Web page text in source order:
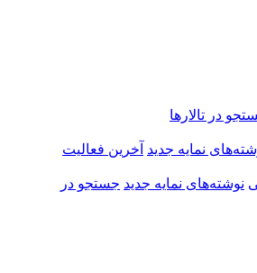
در تالارها
نمایه جدید آخرین فعالیت
نوشته‌های نمایه جدید جستجو در